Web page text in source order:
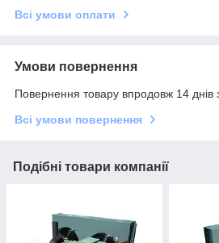
Всі умови оплати
Умови повернення
Повернення товару впродовж 14 днів
Всі умови повернення
Подібні товари компанії